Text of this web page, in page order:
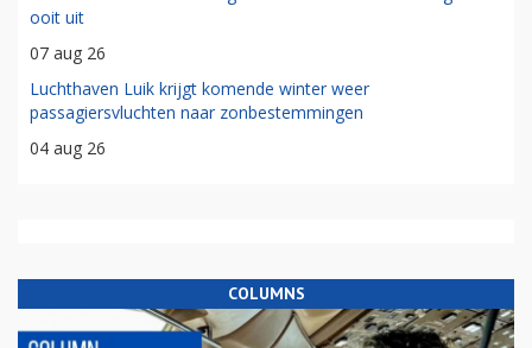
ooit uit
07 aug 26
Luchthaven Luik krijgt komende winter weer
passagiersvluchten naar zonbestemmingen
04 aug 26
COLUMNS